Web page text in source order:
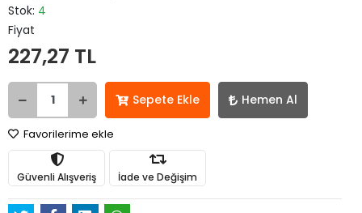
Stok: 4
Fiyat
227,27 TL
Sepete Ekle Hemen Al
Favorilerime ekle
Güvenli Alışveriş İade ve Değişim